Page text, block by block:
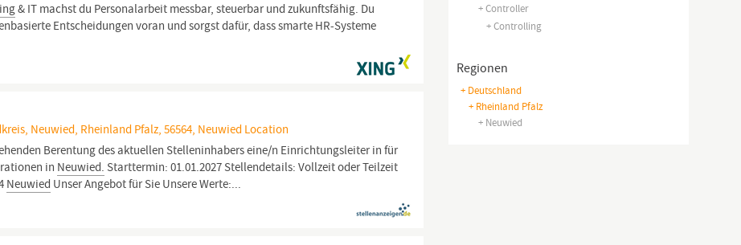
+ Controller
+ Controlling
Regionen
+ Deutschland
+ Rheinland Pfalz
+ Neuwied
& IT machst du Personalarbeit messbar, steuerbar und zukunftsfähig. Du
Entscheidungen voran und sorgst dafür, dass smarte HR-Systeme
Neuwied, Rheinland Pfalz, 56564, Neuwied Location
Berentung des aktuellen Stelleninhabers eine/n Einrichtungsleiter in für
in Neuwied. Starttermin: 01.01.2027 Stellendetails: Vollzeit oder Teilzeit
Neuwied Unser Angebot für Sie Unsere Werte:...